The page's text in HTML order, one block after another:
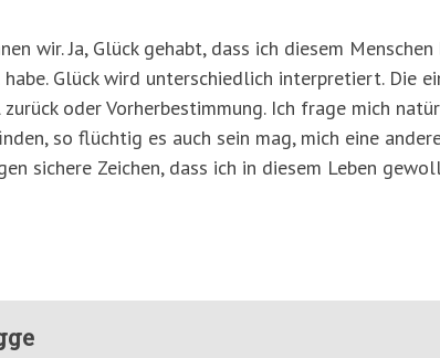
wir. Ja, Glück gehabt, dass ich diesem
Glück wird unterschiedlich interpretiert. Die
oder Vorherbestimmung. Ich frage mich
so flüchtig es auch sein mag, mich eine
sichere Zeichen, dass ich in diesem Leben